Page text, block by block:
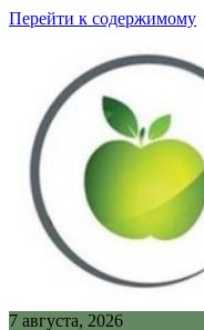
Перейти к содержимому
7 августа, 2026